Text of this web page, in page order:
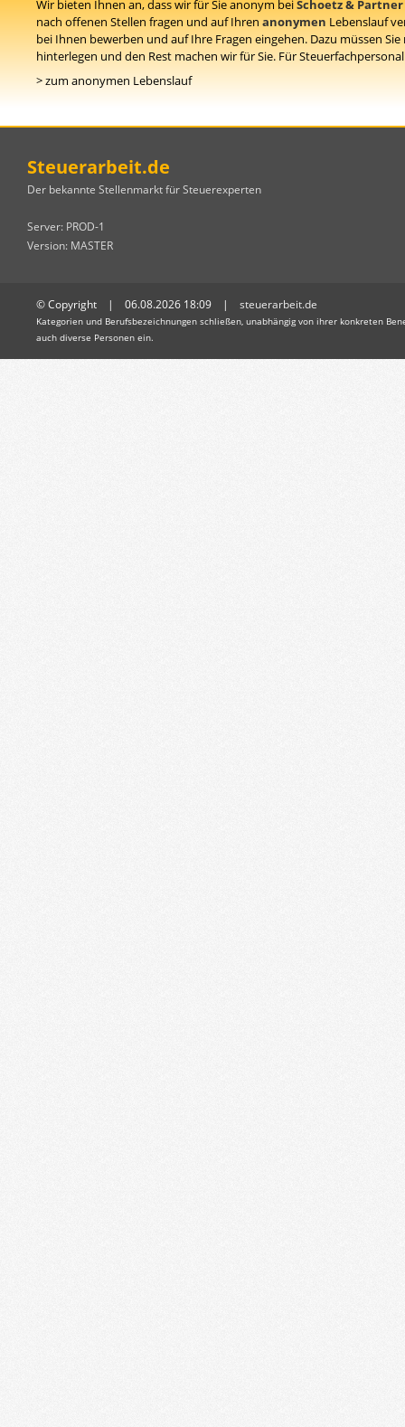
Wir bieten Ihnen an, dass wir für Sie anonym beiSchoetz &
nach offenen Stellen fragen und auf Ihren anonymen Lebenslauf
bei Ihnen bewerben und auf Ihre Fragen eingehen. Dazu müssen
hinterlegen und den Rest machen wir für Sie. Für
> zum anonymen Lebenslauf
Steuerarbeit.de
Der bekannte Stellenmarkt für Steuerexperten
Server: PROD-1
Version: MASTER
© Copyright | 06.08.2026 18:09 | steuerarbeit.de
Kategorien und Berufsbezeichnungen schließen, unabhängig von ihrer konkreten
auch diverse Personen ein.